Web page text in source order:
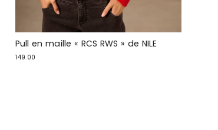
Pull en maille « RCS RWS » de NILE
149.00